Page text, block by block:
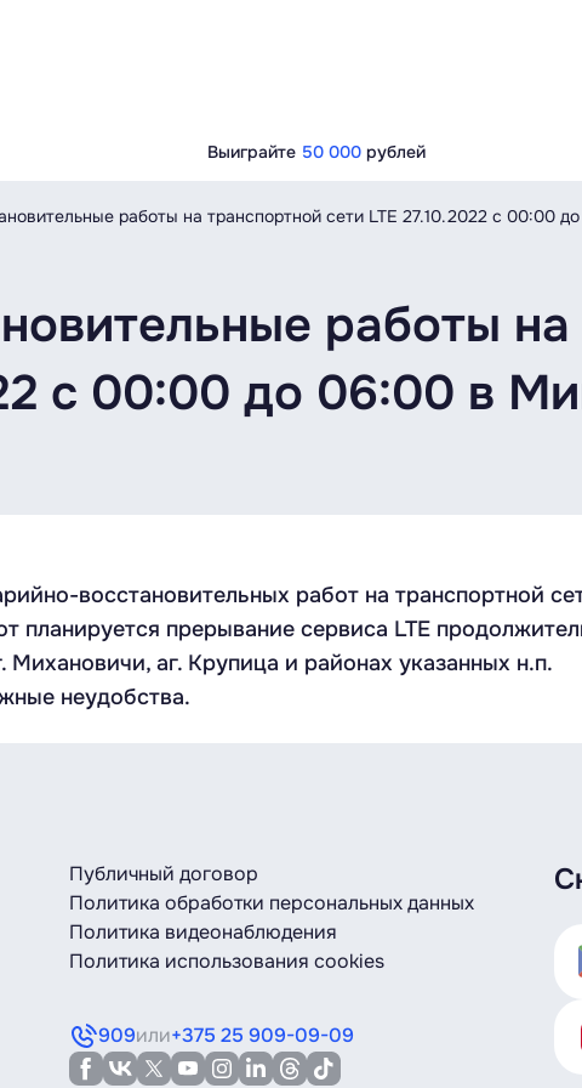
Выиграйте 50 000 рублей
работы на транспортной сети LTE 27.10.2022 с 00:00
работы
с 00:00 до 06:00 в
восстановительных работ на транспортной
планируется прерывание сервиса LTE
аг. Крупица и районах указанных н.п.
неудобства.
Публичный договор
Политика обработки персональных данных
Политика видеонаблюдения
Политика использования cookies
909или+375 25 909-09-09